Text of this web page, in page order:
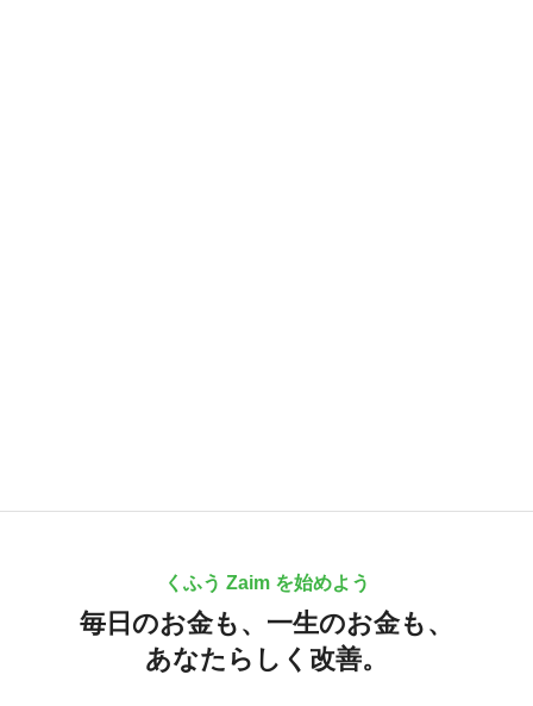
くふう Zaim を始めよう
毎日のお金も、 一生のお金も、
あなたらしく改善。